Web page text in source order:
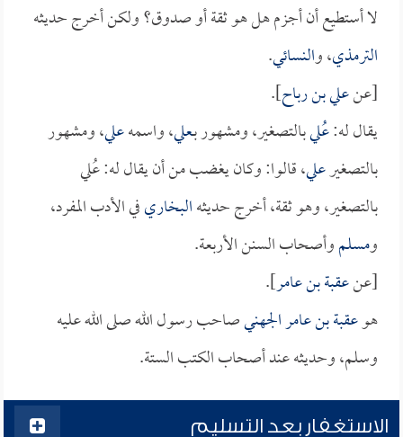
لا أستطيع أن أجزم هل هو ثقة أو صدوق؟ ولكن أخرج حديثه
الترمذي، والنسائي.
[عنعلي بن رباح].
يقال له:عُليبالتصغير، ومشهور بـعلي، واسمهعلي، ومشهور
بالتصغيرعلي، قالوا: وكان يغضب من أن يقال له: عُلي
بالتصغير، وهو ثقة، أخرج حديثهالبخاريفي الأدب المفرد،
ومسلموأصحاب السنن الأربعة.
[عنعقبة بن عامر].
هوعقبة بن عامر الجهنيصاحب رسول الله صلى الله عليه
وسلم، وحديثه عند أصحاب الكتب الستة.
الاستغفار بعد التسليم